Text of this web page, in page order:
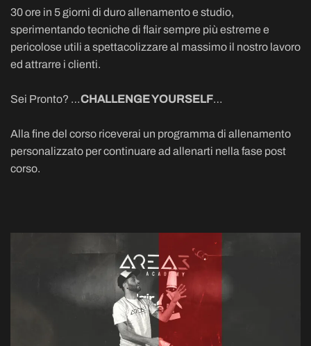
30 ore in 5 giorni di duro allenamento e studio,
sperimentando tecniche di flair sempre più estreme e
pericolose utili a spettacolizzare al massimo il nostro lavoro
ed attrarre i clienti.
Sei Pronto? …CHALLENGE YOURSELF…
Alla fine del corso riceverai un programma di allenamento
personalizzato per continuare ad allenarti nella fase post
corso.